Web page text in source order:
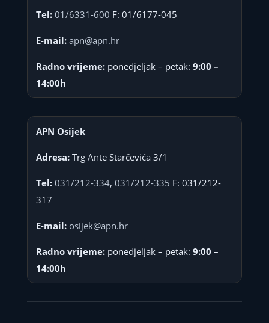
Tel: 01/6331-600 F: 01/6177-045
E-mail: apn@apn.hr
Radno vrijeme:ponedjeljak – petak: 9:00 –
14:00h
APN Osijek
Adresa:Trg Ante Starčevića 3/1
Tel: 031/212-334, 031/212-335 F: 031/212-
317
E-mail: osijek@apn.hr
Radno vrijeme:ponedjeljak – petak: 9:00 –
14:00h